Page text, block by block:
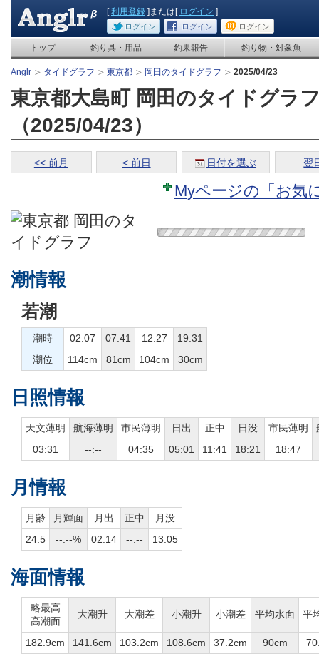
[利用登録 ]または[ ログイン ]
ログイン ログイン ログイン
トップ 釣り具・用品 釣果報告 釣り物・対象魚
Anglr タイドグラフ 東京都 岡田のタイドグラフ 2025/04/23
東京都大島町 岡田のタイドグラ
（2025/04/23）
<< 前月 < 前日 日付を選ぶ 翌
Myページの「お気
潮情報
若潮
潮時 02:07 07:41 12:27
19:31
潮位
114cm 81cm 104cm 30cm
日照情報
天文薄明 航海薄明 市民薄明 日出 正中 日没 市民薄明
03:31
--:-- 04:35 05:01 11:41 18:21 18:47
月情報
月齢 月輝面 月出 正中
月没
24.5
--.--% 02:14 --:-- 13:05
海面情報
略最高
高潮面
大潮升 大潮差 小潮升 小潮差 平均水面 平
182.9cm 141.6cm 103.2cm 108.6cm 37.2cm 90cm